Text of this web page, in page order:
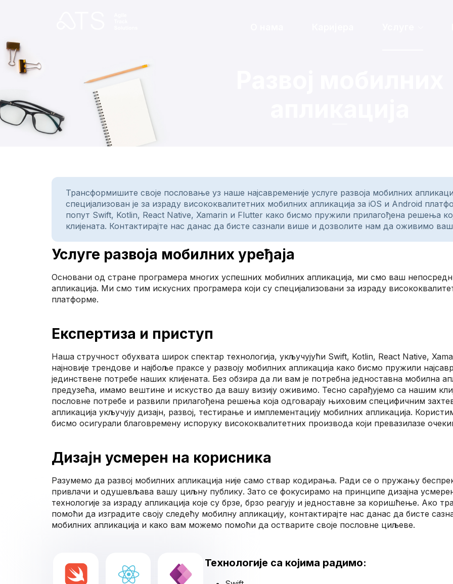
Трансформишите своје пословање уз наше најсавременије услуге развоја мобилних
специјализован је за израду висококвалитетних мобилних апликација за iOS и Android
попут Swift, Kotlin, React Native, Xamarin и Flutter како бисмо пружили прилагођена решења
клијената. Контактирајте нас данас да бисте сазнали више и дозволите нам да оживимо
Услуге развоја мобилних уређаја
Основани од стране програмера многих успешних мобилних апликација, ми смо ваш
апликација. Ми смо тим искусних програмера који су специјализовани за израду
платформе.
Експертиза и приступ
Наша стручност обухвата широк спектар технологија, укључујући Swift, Kotlin, React Native,
најновије трендове и најбоље праксе у развоју мобилних апликација како бисмо пружили
јединствене потребе наших клијената. Без обзира да ли вам је потребна једноставна мобилна
предузећа, имамо вештине и искуство да вашу визију оживимо. Тесно сарађујемо са нашим
пословне потребе и развили прилагођена решења која одговарају њиховим специфичним
апликација укључују дизајн, развој, тестирање и имплементацију мобилних апликација.
бисмо осигурали благовремену испоруку висококвалитетних производа који превазилазе
Дизајн усмерен на корисника
Разумемо да развој мобилних апликација није само ствар кодирања. Ради се о пружању
привлачи и одушевљава вашу циљну публику. Зато се фокусирамо на принципе дизајна
технологије за израду апликација које су брзе, брзо реагују и једноставне за коришћење. Ако
помоћи да изградите своју следећу мобилну апликацију, контактирајте нас данас да бисте
мобилних апликација и како вам можемо помоћи да остварите своје пословне циљеве.
Технологије са којима радимо: